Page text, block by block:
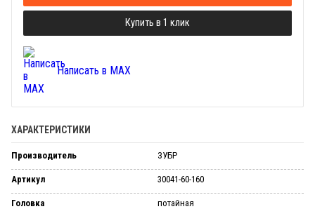
Купить в 1 клик
Написать в MAX
ХАРАКТЕРИСТИКИ
Производитель ЗУБР
Артикул 30041-60-160
Головка потайная